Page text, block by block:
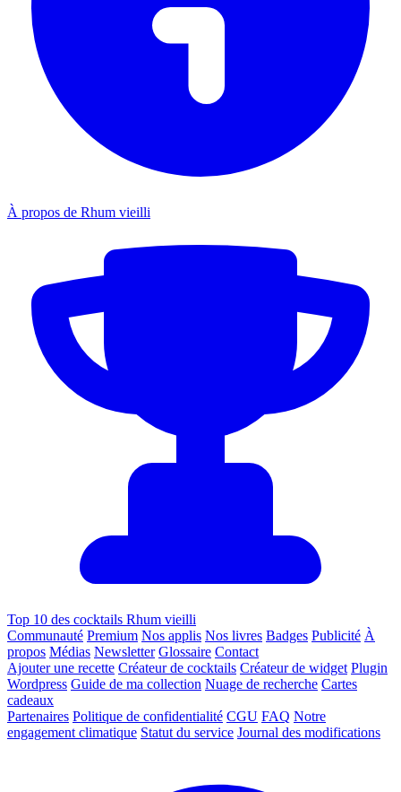
À propos de Rhum vieilli
Top 10 des cocktails Rhum vieilli
Communauté Premium Nos applis Nos livres Badges Publicité À
propos Médias Newsletter Glossaire Contact
Ajouter une recette Créateur de cocktails Créateur de widget Plugin
Wordpress Guide de ma collection Nuage de recherche Cartes
cadeaux
Partenaires Politique de confidentialité CGU FAQ Notre
engagement climatique Statut du service Journal des modifications